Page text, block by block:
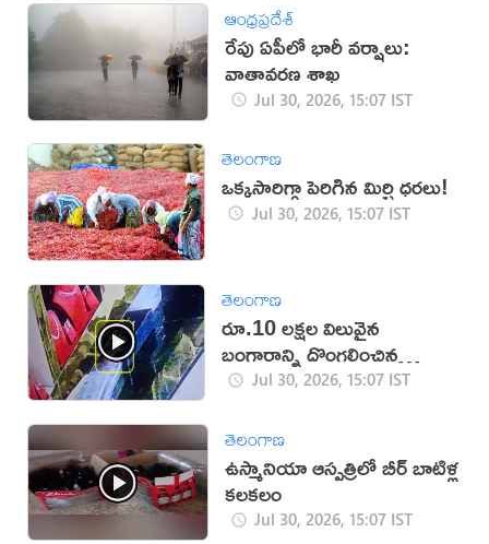
ఆంధ్రప్రదేశ్
రేపు ఏపీలో భారీ వర్షాలు:
వాతావరణ శాఖ
Jul 30, 2026, 15:07 IST
తెలంగాణ
ఒక్కసారిగ్గా పెరిగిన మిర్చి ధరలు!
Jul 30, 2026, 15:07 IST
తెలంగాణ
రూ.10 లక్షల విలువైన
బంగారాన్ని దొంగలించిన
‘ఎలుక’ (వీడియో)
Jul 30, 2026, 15:07 IST
తెలంగాణ
ఉస్మానియా ఆస్పత్రిలో బీర్ బాటిళ్ల
కలకలం
Jul 30, 2026, 15:07 IST